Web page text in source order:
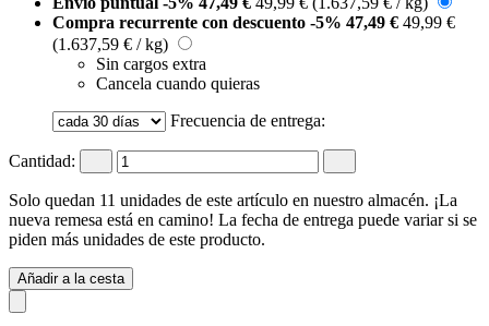
Compra recurrente con descuento -5% 47,49 € 49,99 €
(1.637,59 € / kg)
Sin cargos extra
Cancela cuando quieras
Frecuencia de entrega:
Cantidad:
Solo quedan 11 unidades de este artículo en nuestro almacén. ¡La
nueva remesa está en camino! La fecha de entrega puede variar si se
piden más unidades de este producto.
Añadir a la cesta